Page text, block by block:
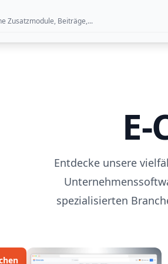
Entdecke unsere
spezialisierten